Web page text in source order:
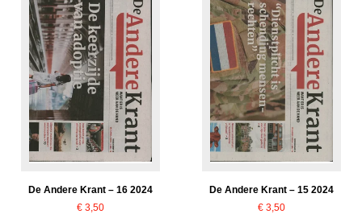
De Andere Krant – 16 2024
€ 3,50
De Andere Krant – 15 2024
€ 3,50